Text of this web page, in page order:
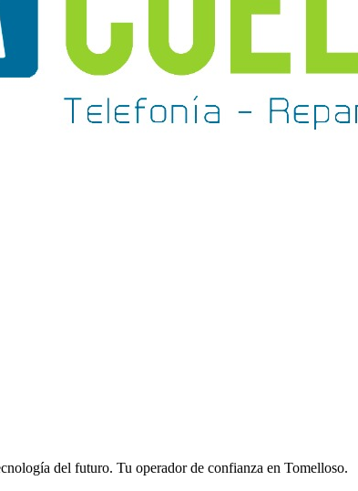
del futuro. Tu operador de confianza en Tomelloso.